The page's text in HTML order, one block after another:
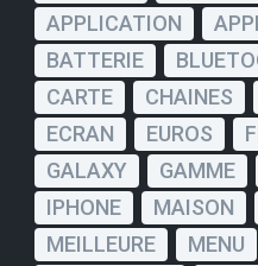
APPLICATION
BATTERIE
CARTE
CHAINES
ECRAN
EUROS
GALAXY
GAMME
IPHONE
MAISON
MEILLEURE
MENU